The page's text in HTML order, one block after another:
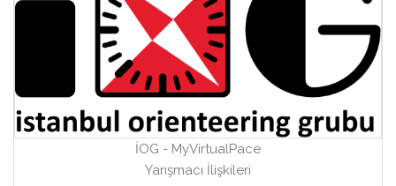
İOG - MyVirtualPace
Yarışmacı İlişkileri